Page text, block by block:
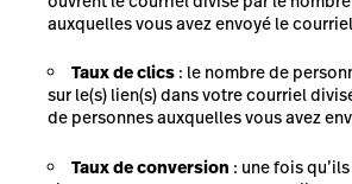
auxquelles vous avez envoyé le
Taux de clics : le nombre de
sur le(s) lien(s) dans votre courriel
de personnes auxquelles vous avez
Taux de conversion : une fois